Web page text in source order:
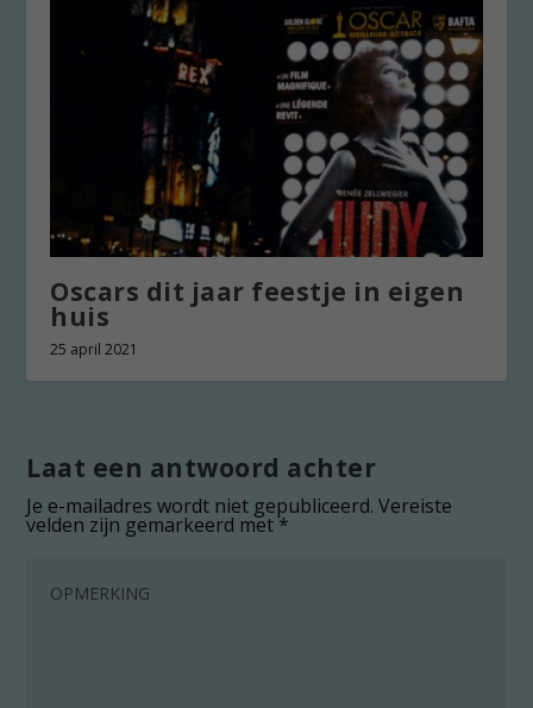
Oscars dit jaar feestje in eigen
huis
25 april 2021
Laat een antwoord achter
Je e-mailadres wordt niet gepubliceerd. Vereiste
velden zijn gemarkeerd met*